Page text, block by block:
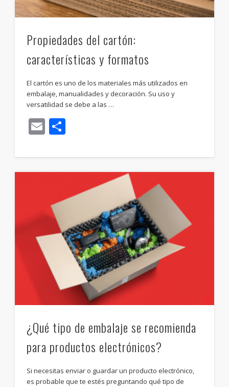
Propiedades del cartón:
características y formatos
El cartón es uno de los materiales más utilizados en
embalaje, manualidades y decoración. Su uso y
versatilidad se debe a las …
Email
¿Qué tipo de embalaje se recomienda
para productos electrónicos?
Si necesitas enviar o guardar un producto electrónico,
es probable que te estés preguntando qué tipo de